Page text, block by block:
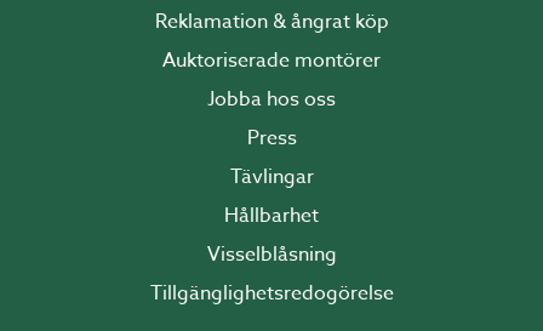
Reklamation & ångrat köp
Auktoriserade montörer
Jobba hos oss
Press
Tävlingar
Hållbarhet
Visselblåsning
Tillgänglighetsredogörelse